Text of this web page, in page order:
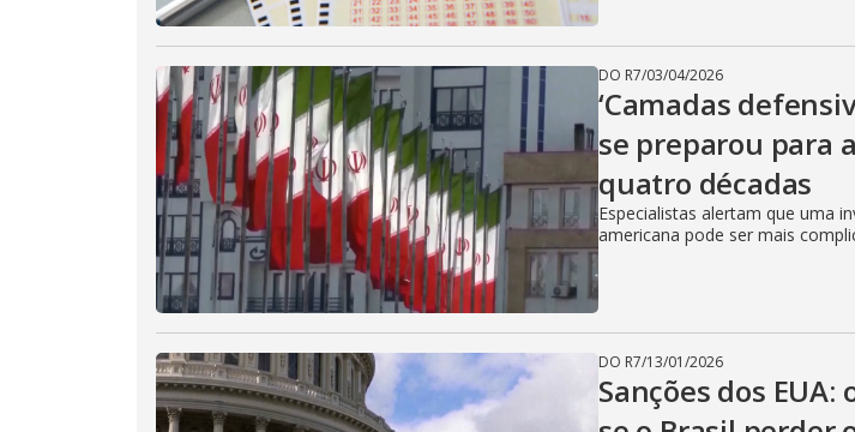
DO R7/03/04/2026
‘Camadas
se preparou para
quatro décadas
Especialistas alertam que uma
americana pode ser mais
DO R7/13/01/2026
Sanções dos